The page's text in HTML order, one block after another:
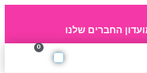
החברים שלנו
0